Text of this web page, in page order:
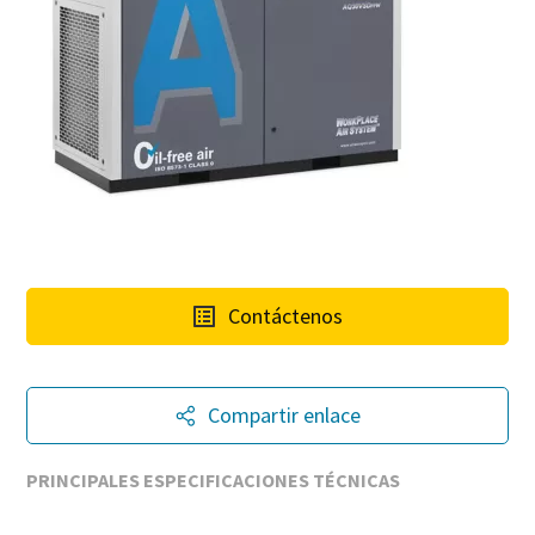
Contáctenos
Compartir enlace
PRINCIPALES ESPECIFICACIONES TÉCNICAS